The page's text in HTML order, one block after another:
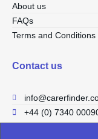
About us
FAQs
Terms and Conditions
Contact us
+44 (0) 7340